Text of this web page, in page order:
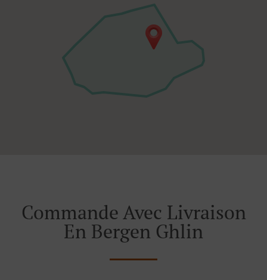
Commande Avec Livraison
En Bergen Ghlin